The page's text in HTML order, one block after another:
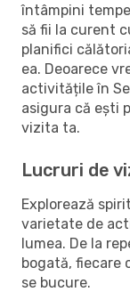
întâmpini
să fii la curent
planifici
ea. Deoarece
activitățile în
asigura că ești
vizita ta.
Lucruri de
Explorează
varietate de
lumea. De la
bogată, fiecare
se bucure.